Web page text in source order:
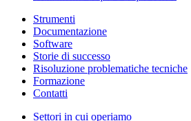
Strumenti
Documentazione
Software
Storie di successo
Risoluzione problematiche tecniche
Formazione
Contatti
Settori in cui operiamo